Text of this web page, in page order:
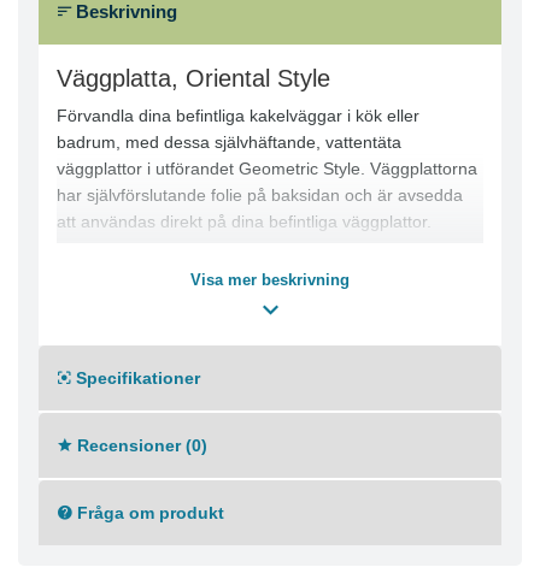
Beskrivning
Väggplatta, Oriental Style
Förvandla dina befintliga kakelväggar i kök eller
badrum, med dessa självhäftande, vattentäta
väggplattor i utförandet Geometric Style. Väggplattorna
har självförslutande folie på baksidan och är avsedda
att användas direkt på dina befintliga väggplattor.
Varje platta mäter 33 x 33 cm och bygger endast 1,4
Förpackningen innehåller totalt 6 st väggplattor.
Visa mer beskrivning
Specifikationer
Recensioner (0)
Fråga om produkt